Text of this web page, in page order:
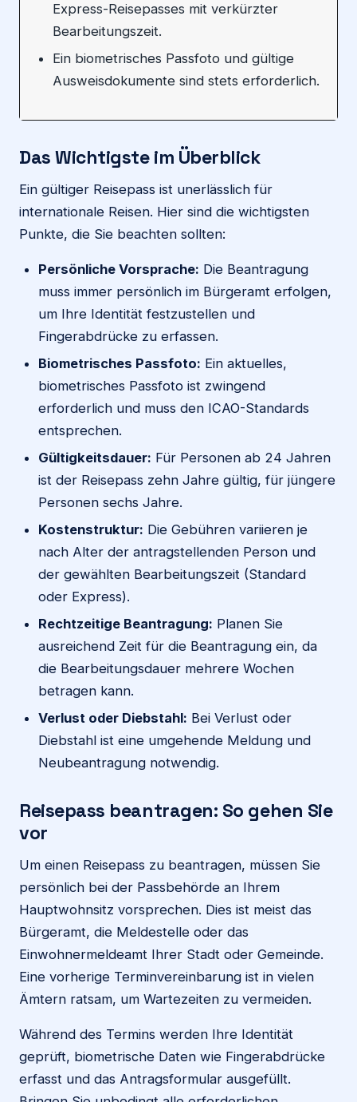
Express-Reisepasses mit verkürzter
Bearbeitungszeit.
Ein biometrisches Passfoto und gültige
Ausweisdokumente sind stets erforderlich.
Das Wichtigste im Überblick
Ein gültiger Reisepass ist unerlässlich für
internationale Reisen. Hier sind die wichtigsten
Punkte, die Sie beachten sollten:
Persönliche Vorsprache: Die Beantragung
muss immer persönlich im Bürgeramt erfolgen,
um Ihre Identität festzustellen und
Fingerabdrücke zu erfassen.
Biometrisches Passfoto: Ein aktuelles,
biometrisches Passfoto ist zwingend
erforderlich und muss den ICAO-Standards
entsprechen.
Gültigkeitsdauer: Für Personen ab 24 Jahren
ist der Reisepass zehn Jahre gültig, für jüngere
Personen sechs Jahre.
Kostenstruktur: Die Gebühren variieren je
nach Alter der antragstellenden Person und
der gewählten Bearbeitungszeit (Standard
oder Express).
Rechtzeitige Beantragung: Planen Sie
ausreichend Zeit für die Beantragung ein, da
die Bearbeitungsdauer mehrere Wochen
betragen kann.
Verlust oder Diebstahl: Bei Verlust oder
Diebstahl ist eine umgehende Meldung und
Neubeantragung notwendig.
Reisepass beantragen: So gehen Sie
vor
Um einen Reisepass zu beantragen, müssen Sie
persönlich bei der Passbehörde an Ihrem
Hauptwohnsitz vorsprechen. Dies ist meist das
Bürgeramt, die Meldestelle oder das
Einwohnermeldeamt Ihrer Stadt oder Gemeinde.
Eine vorherige Terminvereinbarung ist in vielen
Ämtern ratsam, um Wartezeiten zu vermeiden.
Während des Termins werden Ihre Identität
geprüft, biometrische Daten wie Fingerabdrücke
erfasst und das Antragsformular ausgefüllt.